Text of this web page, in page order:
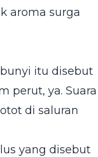
aroma surga
itu disebut
perut, ya. Suara
di saluran
yang disebut